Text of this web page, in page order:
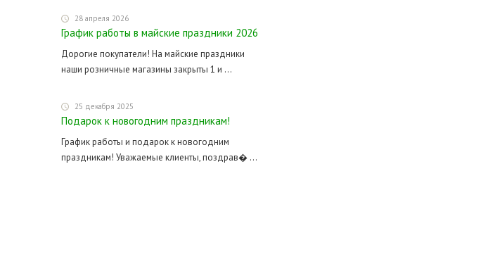
28 апреля 2026
График работы в майские праздники 2026
Дорогие покупатели! На майские праздники
наши розничные магазины закрыты 1 и ...
25 декабря 2025
Подарок к новогодним праздникам!
График работы и подарок к новогодним
праздникам! Уважаемые клиенты, поздрав� ...